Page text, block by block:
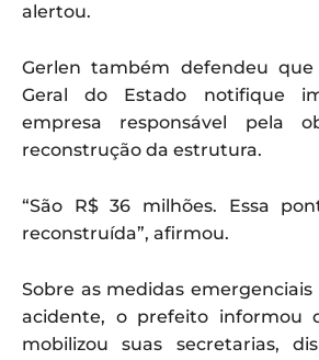
alertou.
Gerlen também defendeu
Geral do Estado notifique
empresa responsável pela
reconstrução da estrutura.
“São R$ 36 milhões. Essa
reconstruída”, afirmou.
Sobre as medidas
acidente, o prefeito informou
mobilizou suas secretarias,